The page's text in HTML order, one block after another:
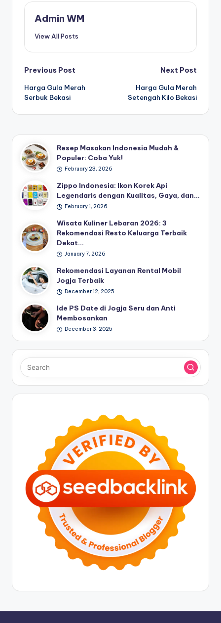
Admin WM
View All Posts
Post
navigation
Previous Post
Harga Gula Merah
Serbuk Bekasi
Next Post
Harga Gula Merah
Setengah Kilo Bekasi
Resep Masakan Indonesia Mudah &
Populer: Coba Yuk!
February 23, 2026
Zippo Indonesia: Ikon Korek Api
Legendaris dengan Kualitas, Gaya, dan…
February 1, 2026
Wisata Kuliner Lebaran 2026: 3
Rekomendasi Resto Keluarga Terbaik
Dekat…
January 7, 2026
Rekomendasi Layanan Rental Mobil
Jogja Terbaik
December 12, 2025
Ide PS Date di Jogja Seru dan Anti
Membosankan
December 3, 2025